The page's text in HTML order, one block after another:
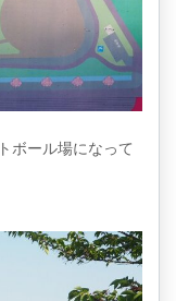
ボール場になって